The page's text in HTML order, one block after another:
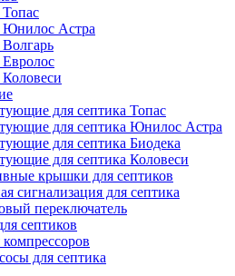
Юнилос Астра
для септика Топас
для септика Юнилос Астра
для септика Биодека
для септика Коловеси
крышки для септиков
сигнализация для септика
переключатель
септиков
для септика